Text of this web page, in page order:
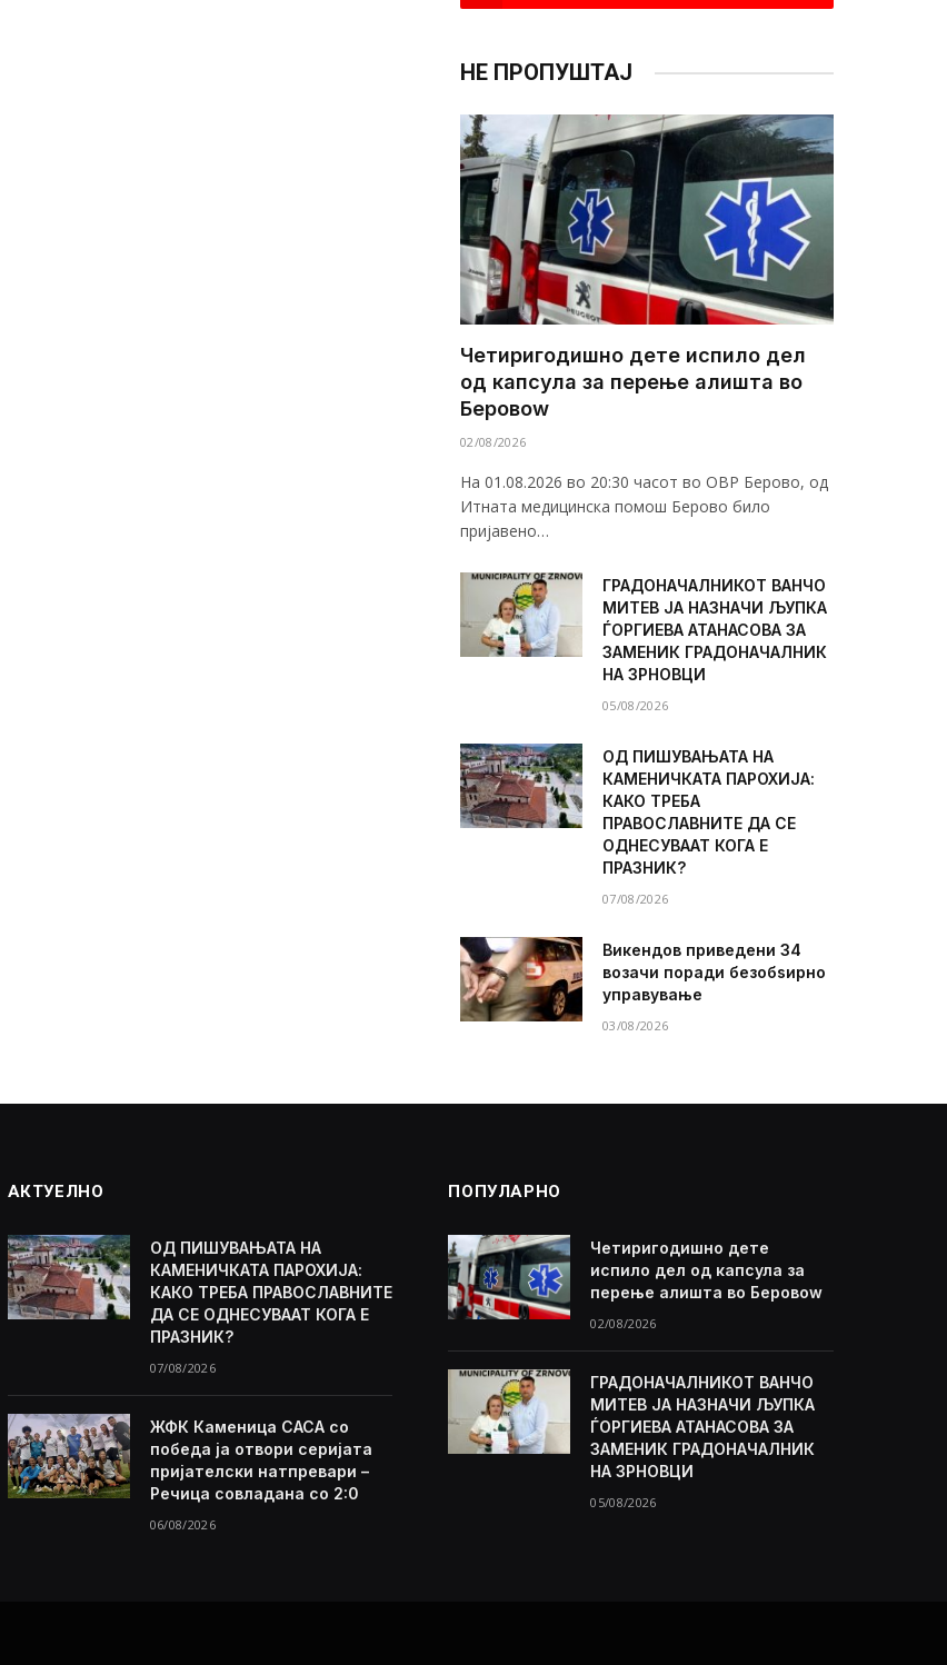
НЕ ПРОПУШТАЈ
Четиригодишно дете испило дел
од капсула за перење алишта во
Беровоw
02/08/2026
На 01.08.2026 во 20:30 часот во ОВР Берово, од
Итната медицинска помош Берово било
пријавено…
ГРАДОНАЧАЛНИКОТ ВАНЧО
МИТЕВ ЈА НАЗНАЧИ ЉУПКА
ЃОРГИЕВА АТАНАСОВА ЗА
ЗАМЕНИК ГРАДОНАЧАЛНИК
НА ЗРНОВЦИ
05/08/2026
ОД ПИШУВАЊАТА НА
КАМЕНИЧКАТА ПАРОХИЈА:
КАКО ТРЕБА
ПРАВОСЛАВНИТЕ ДА СЕ
ОДНЕСУВААТ КОГА Е
ПРАЗНИК?
07/08/2026
Викендов приведени 34
возачи поради безобѕирно
управување
03/08/2026
АКТУЕЛНО
ОД ПИШУВАЊАТА НА
КАМЕНИЧКАТА ПАРОХИЈА:
КАКО ТРЕБА ПРАВОСЛАВНИТЕ
ДА СЕ ОДНЕСУВААТ КОГА Е
ПРАЗНИК?
07/08/2026
ЖФК Каменица САСА со
победа ја отвори серијата
пријателски натпревари –
Речица совладана со 2:0
06/08/2026
ПОПУЛАРНО
Четиригодишно дете
испило дел од капсула за
перење алишта во Беровоw
02/08/2026
ГРАДОНАЧАЛНИКОТ ВАНЧО
МИТЕВ ЈА НАЗНАЧИ ЉУПКА
ЃОРГИЕВА АТАНАСОВА ЗА
ЗАМЕНИК ГРАДОНАЧАЛНИК
НА ЗРНОВЦИ
05/08/2026